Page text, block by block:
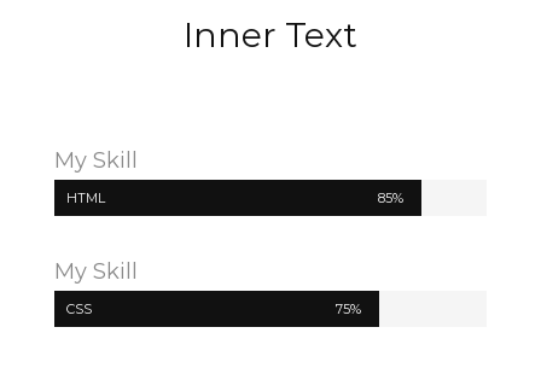
Inner Text
My Skill
HTML 85%
My Skill
CSS 75%